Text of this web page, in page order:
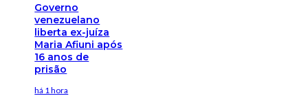
Governo
venezuelano
liberta ex-juíza
Maria Afiuni após
16 anos de
prisão
há 1 hora